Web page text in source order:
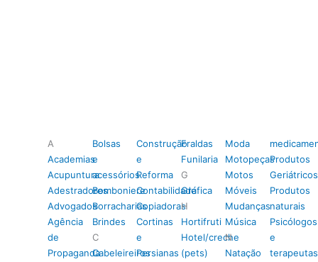
A
Academias
Acupuntura
Adestradores
Advogados
Agência
de
Propaganda
Bolsas
e
acessórios
Bomboniere
Borracharias
Brindes
C
Cabeleireiros
Construção
e
Reforma
Contabilidade
Copiadoras
Cortinas
e
Persianas
Fraldas
Funilaria
G
Gráfica
H
Hortifruti
Hotel/creche
(pets)
Moda
Motopeças
Motos
Móveis
Mudanças
Música
N
Natação
Produtos
Geriátricos
Produtos
naturais
Psicólogos
e
terapeutas